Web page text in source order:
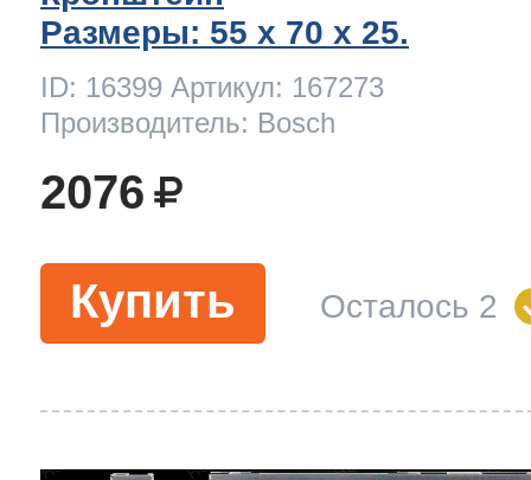
Размеры: 55 x 70 х 25.
ID: 16399 Артикул: 167273
Производитель: Bosch
2076
Купить Осталось 2